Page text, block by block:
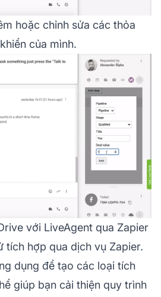
hoặc chỉnh sửa các thỏa
của mình.
với LiveAgent qua Zapier
tích hợp qua dịch vụ Zapier.
dụng để tạo các loại tích
giúp bạn cải thiện quy trình